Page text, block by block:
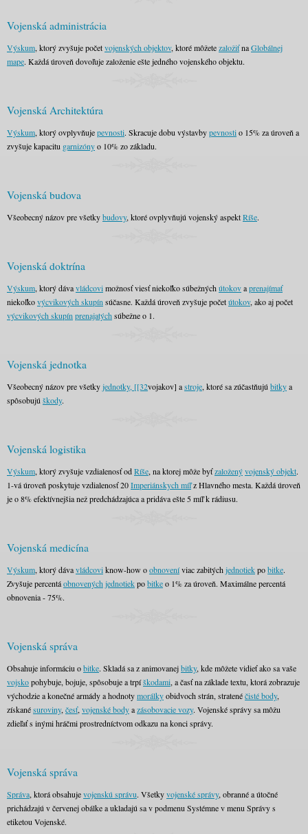
Vojenská administrácia
Výskum, ktorý zvyšuje početvojenských objektov, ktoré môžetezaložiťnaGlobálnej
mape. Každá úroveň dovoľuje založenie ešte jedného vojenského objektu.
Vojenská Architektúra
Výskum, ktorý ovplyvňujepevnosti. Skracuje dobu výstavbypevnostio 15% za úroveň a
zvyšuje kapacitu garnizónyo 10% zo základu.
Vojenská budova
Všeobecný názov pre všetkybudovy, ktoré ovplyvňujú vojenský aspektRíše.
Vojenská doktrína
Výskum, ktorý dávavládcovimožnosť viesť niekoľko súbežnýchútokovaprenajímať
niekoľkovýcvikových skupín súčasne. Každá úroveň zvyšuje početútokov, ako aj počet
výcvikových skupín prenajatýchsúbežne o 1.
Vojenská jednotka
Všeobecný názov pre všetkyjednotky, [[32vojakov] astroje, ktoré sa zúčastňujú bitkya
spôsobujú škody.
Vojenská logistika
Výskum, ktorý zvyšuje vzdialenosť odRíše, na ktorej môže byťzaloženývojenský objekt.
1-vá úroveň poskytuje vzdialenosť 20Imperiánskych míľz Hlavného mesta. Každá úroveň
je o 8% efektívnejšia než predchádzajúca a pridáva ešte 5 míľ k rádiusu.
Vojenská medicína
Výskum, ktorý dávavládcoviknow-how oobnoveníviac zabitých jednotiekpobitke.
Zvyšuje percentáobnovených jednotiekpobitkeo 1% za úroveň. Maximálne percentá
obnovenia - 75%.
Vojenská správa
Obsahuje informáciu obitke. Skladá sa z animovanejbitky, kde môžete vidieť ako sa vaše
vojskopohybuje, bojuje, spôsobuje a trpíškodami, a časť na základe textu, ktorá zobrazuje
východzie a konečné armády a hodnotymorálkyobidvoch strán, stratenéčisté body,
získanésuroviny, česť, vojenské bodyazásobovacie vozy. Vojenské správy sa môžu
zdieľať s inými hráčmi prostredníctvom odkazu na konci správy.
Vojenská správa
Správa, ktorá obsahujevojenskú správu. Všetkyvojenské správy, obranné a útočné
prichádzajú v červenej obálke a ukladajú sa v podmenu Systémne v menu Správy s
etiketou Vojenské.